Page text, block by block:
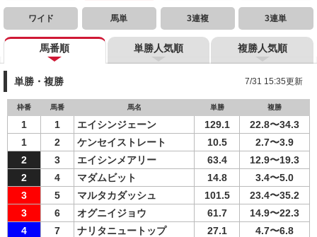
ワイド 馬単 3連複 3連単
馬番順 単勝人気順 複勝人気順
単勝・複勝 7/31 15:35更新
枠番 馬番 馬名 単勝 複勝
1 1 エイシンジェーン 129.1
22.8〜34.3
1
2 ケンセイストレート 10.5
2.7〜3.9
2
3 エイシンメアリー 63.4
12.9〜19.3
2
4 マダムビット 14.8
3.4〜5.0
3
5 マルタカダッシュ 101.5
23.4〜35.2
3
6 オグニイジョウ 61.7
14.9〜22.3
4
7 ナリタニュートップ 27.1
4.7〜6.8